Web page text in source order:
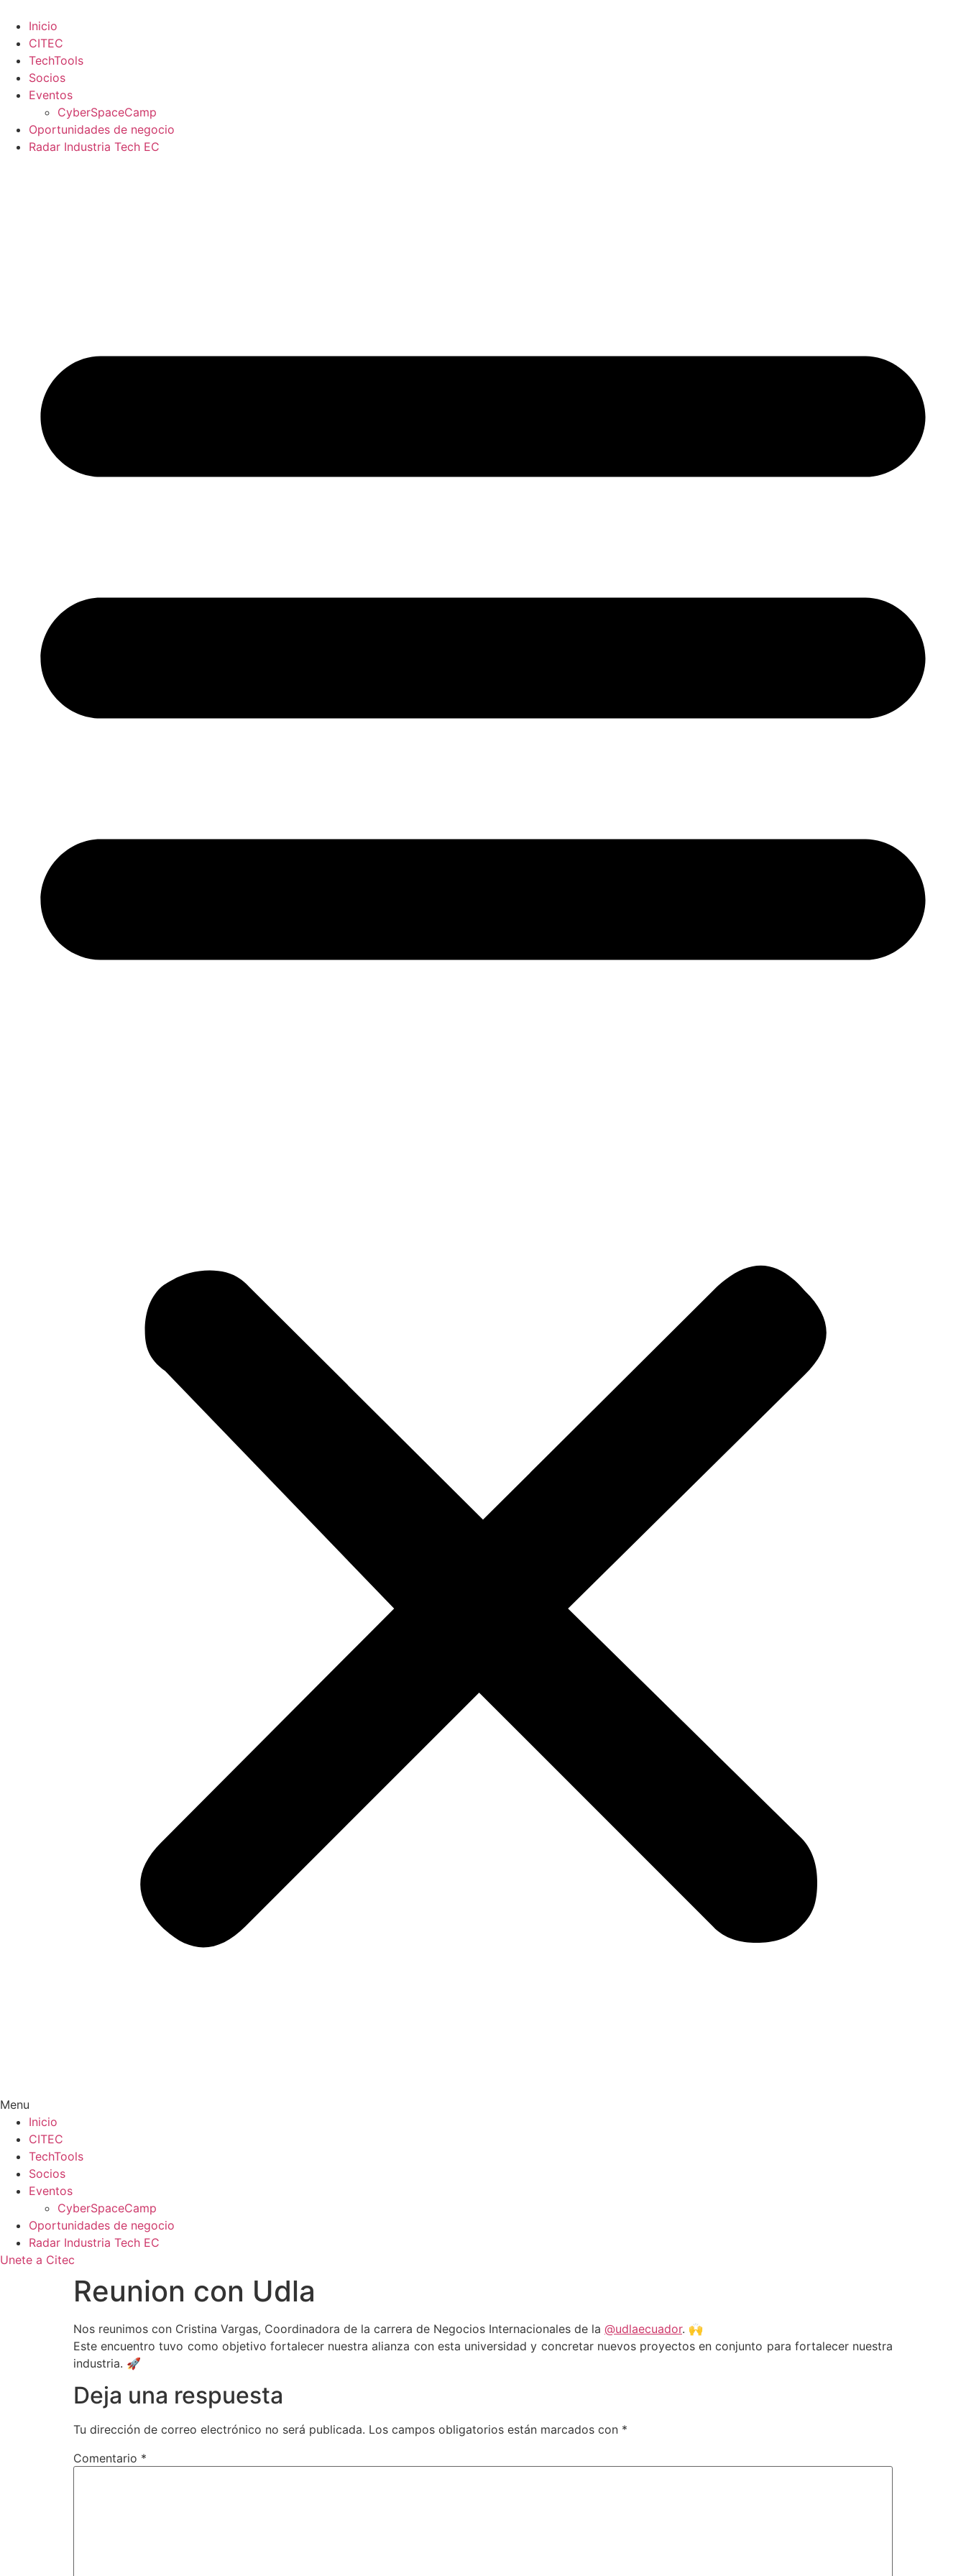
contenido
Inicio
CITEC
TechTools
Socios
Eventos
CyberSpaceCamp
Oportunidades de negocio
Radar Industria Tech EC
Menu
Inicio
CITEC
TechTools
Socios
Eventos
CyberSpaceCamp
Oportunidades de negocio
Radar Industria Tech EC
Unete a Citec
Reunion con Udla
Nos reunimos con Cristina Vargas, Coordinadora de la carrera de Negocios Internacionales de la @udlaecuador. 🙌
Este encuentro tuvo como objetivo fortalecer nuestra alianza con esta universidad y concretar nuevos proyectos en conjunto para fortalecer nuestra
industria. 🚀
Deja una respuesta
Tu dirección de correo electrónico no será publicada. Los campos obligatorios están marcados con *
Comentario *